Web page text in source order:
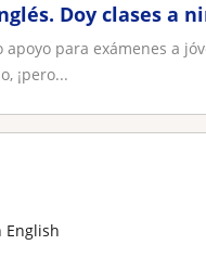
Doy clases a
apoyo para exámenes a
¡pero...
English